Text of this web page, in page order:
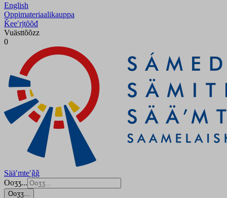
English
Oppimateriaalikauppa
Ǩeeʹrjtõõđ
Vuästtõõzz
0
Sääʹmteʹǧǧ
Ooʒʒ...
Ooʒʒ...